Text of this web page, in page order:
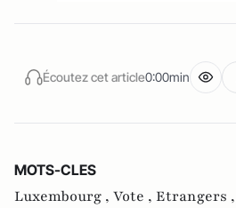
Écoutez cet article0:00min
MOTS-CLES
Luxembourg , Vote , Etrangers ,